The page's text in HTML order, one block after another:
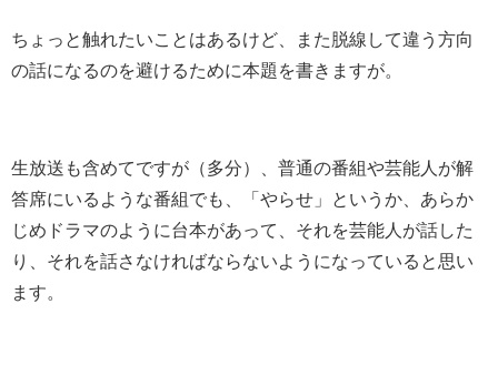
ちょっと触れたいことはあるけど、また脱線して違う方向
の話になるのを避けるために本題を書きますが。
生放送も含めてですが（多分）、普通の番組や芸能人が解
答席にいるような番組でも、「やらせ」というか、あらか
じめドラマのように台本があって、それを芸能人が話した
り、それを話さなければならないようになっていると思い
ます。